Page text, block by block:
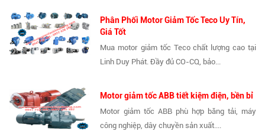
Phân Phối Motor Giảm Tốc Teco Uy Tín,
Giá Tốt
Mua motor giảm tốc Teco chất lượng cao tại
Linh Duy Phát. Đầy đủ CO-CQ, bảo...
Motor giảm tốc ABB tiết kiệm điện, bền bỉ
Motor giảm tốc ABB phù hợp băng tải, máy
công nghiệp, dây chuyền sản xuất....